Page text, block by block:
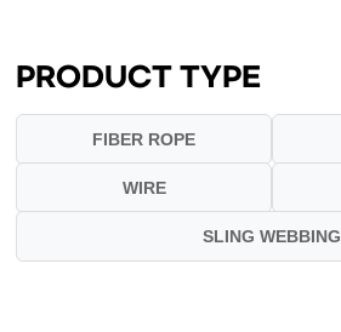
PRODUCT TYPE
FIBER ROPE
WIRE
SLING WEBBING